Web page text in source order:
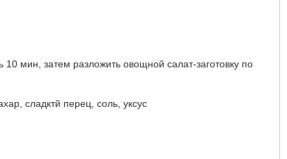
мин, затем разложить овощной салат-заготовку по
сладктй перец, соль, уксус